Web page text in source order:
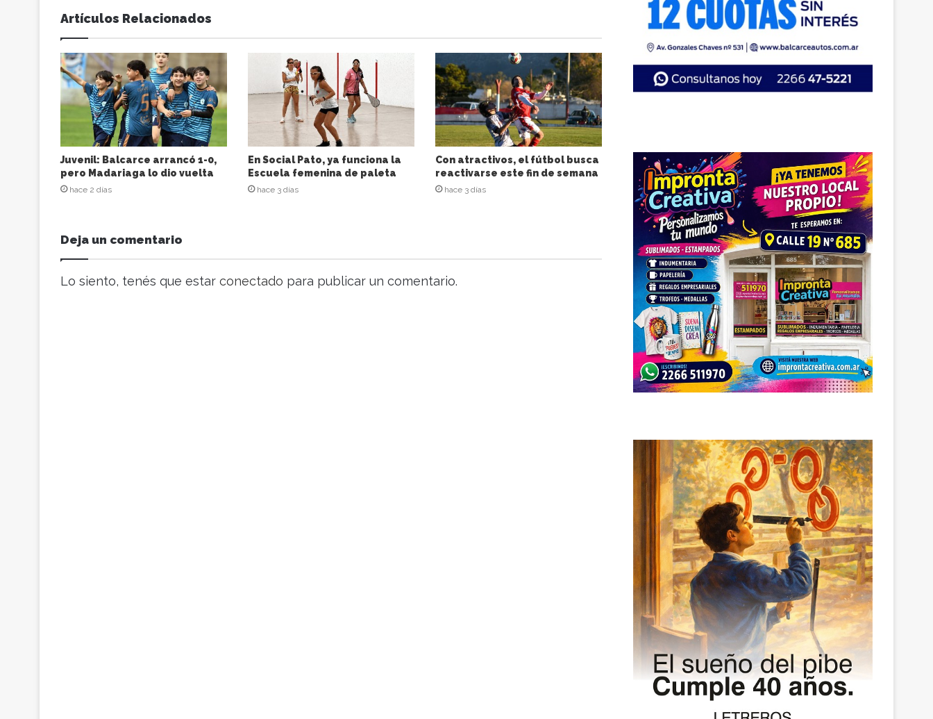
u
i
r
e
c
c
n
d
e
c
e
o
e
Artículos Relacionados
Juvenil: Balcarce arrancó 1-0,
pero Madariaga lo dio vuelta
hace 2 días
En Social Pato, ya funciona la
Escuela femenina de paleta
hace 3 días
Con atractivos, el fútbol busca
reactivarse este fin de semana
hace 3 días
Deja un comentario
Lo siento, tenés que estar conectado para publicar un comentario.